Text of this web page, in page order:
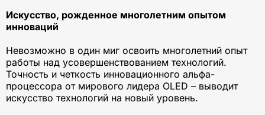
Искусство, рожденное многолетним опытом
инноваций
Невозможно в один миг освоить многолетний опыт
работы над усовершенствованием технологий.
Точность и четкость инновационного альфа-
процессора от мирового лидера OLED – выводит
искусство технологий на новый уровень.